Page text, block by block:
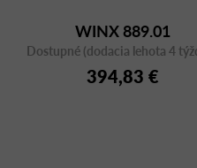
WINX 889.01
Dostupné (dodacia lehota 4
394,83 €